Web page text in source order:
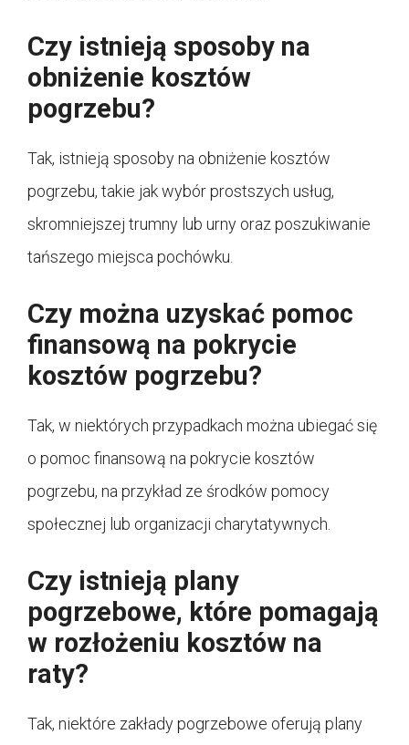
Czy istnieją sposoby na
obniżenie kosztów
pogrzebu?
Tak, istnieją sposoby na obniżenie kosztów
pogrzebu, takie jak wybór prostszych usług,
skromniejszej trumny lub urny oraz poszukiwanie
tańszego miejsca pochówku.
Czy można uzyskać pomoc
finansową na pokrycie
kosztów pogrzebu?
Tak, w niektórych przypadkach można ubiegać się
o pomoc finansową na pokrycie kosztów
pogrzebu, na przykład ze środków pomocy
społecznej lub organizacji charytatywnych.
Czy istnieją plany
pogrzebowe, które pomagają
w rozłożeniu kosztów na
raty?
Tak, niektóre zakłady pogrzebowe oferują plany